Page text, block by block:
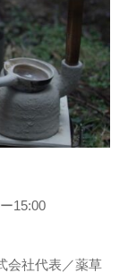
15:00
会社代表／薬草